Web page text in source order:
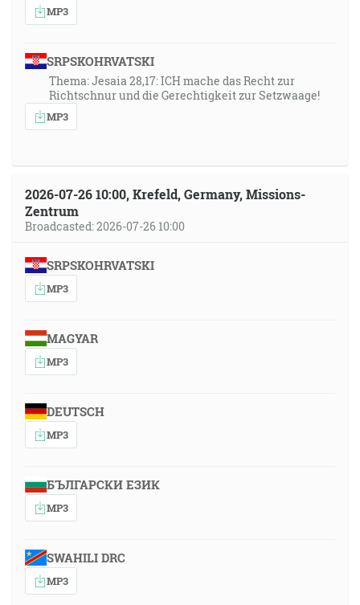
MP3
SRPSKOHRVATSKI
Thema: Jesaia 28,17: ICH mache das Recht zur
Richtschnur und die Gerechtigkeit zur Setzwaage!
MP3
2026-07-26 10:00, Krefeld, Germany, Missions-
Zentrum
Broadcasted: 2026-07-26 10:00
SRPSKOHRVATSKI
MP3
MAGYAR
MP3
DEUTSCH
MP3
БЪЛГАРСКИ ЕЗИК
MP3
SWAHILI DRC
MP3